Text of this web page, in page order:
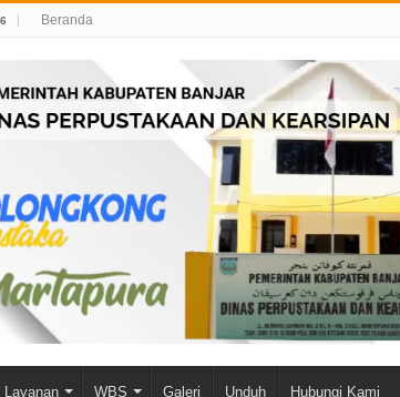
Beranda
Layanan WBS Galeri Unduh Hubungi Kami